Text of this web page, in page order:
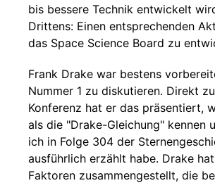
bis bessere Technik entwickelt
Drittens: Einen entsprechenden
das Space Science Board zu
Frank Drake war bestens
Nummer 1 zu diskutieren. Direkt
Konferenz hat er das präsentiert,
als die "Drake-Gleichung" kennen
ich in Folge 304 der
ausführlich erzählt habe. Drake
Faktoren zusammengestellt, die